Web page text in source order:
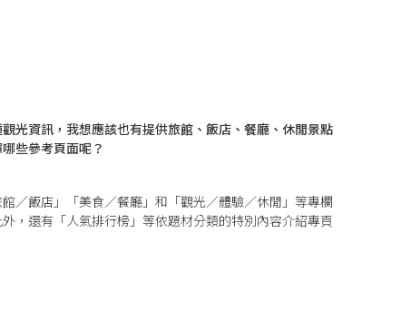
觀光資訊，我想應該也有提供旅館、飯店、餐廳、休閒景點
些參考頁面呢？
／飯店」「美食／餐廳」和「觀光／體驗／休閒 」等專欄
，還有「人氣排行榜 」等依題材分類的特別內容介紹專頁